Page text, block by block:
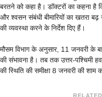
बरतने को कहा है। डॉक्टरों का कहना है
और श्वसन संबंधी बीमारियों का खतरा
की व्यवस्था करने के निर्देश दिए हैं।
मौसम विभाग के अनुसार, 11 जनवरी के
की संभावना है। तब तक उत्तर-
की स्थिति की समीक्षा 8 जनवरी की शाम